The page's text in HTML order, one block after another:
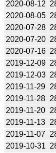
2020-08-12
2020-08-05
2020-07-28
2020-07-20
2020-07-16
2019-12-09
2019-12-03
2019-11-29
2019-11-28
2019-11-20
2019-11-13
2019-11-07
2019-10-31